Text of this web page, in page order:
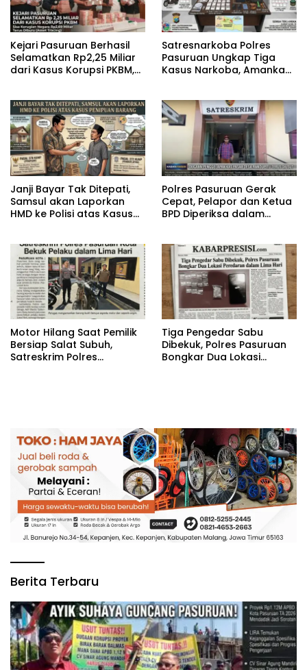
Kejari Pasuruan Berhasil
Selamatkan Rp2,25 Miliar
dari Kasus Korupsi PKBM,
‎Satresnarkoba Polres
Pasuruan Ungkap Tiga
Kasus Narkoba, Amankan
‎Janji Bayar Tak Ditepati,
Samsul akan Laporkan
HMD ke Polisi atas Kasus
‎Polres Pasuruan Gerak
Cepat, Pelapor dan Ketua
BPD Diperiksa dalam
Desa Randupitu ‎
‎Motor Hilang Saat Pemilik
Bersiap Salat Subuh,
Satreskrim Polres
Tiga Pengedar Sabu
Dibekuk, Polres Pasuruan
Bongkar Dua Lokasi
Berita Terbaru